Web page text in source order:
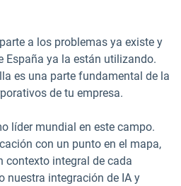
a los problemas ya existe y
España ya la están utilizando.
es una parte fundamental de la
de tu empresa.
líder mundial en este campo.
con un punto en el mapa,
contexto integral de cada
nuestra integración de IA y